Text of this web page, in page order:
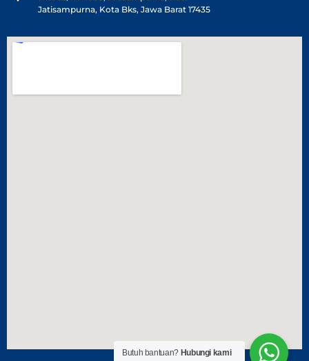
Jatisampurna, Kota Bks, Jawa Barat 17435
Butuh bantuan? Hubungi kami